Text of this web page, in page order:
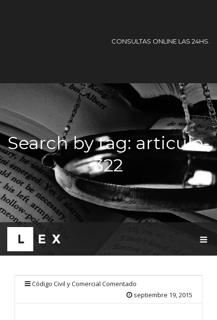
CONSULTAS ONLINE LAS 24HS.
Search by tag: articulo-
322
G
Código Civil y Comercial Comentado
septiembre 19, 2015